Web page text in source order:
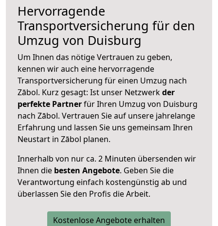
Hervorragende
Transportversicherung für den
Umzug von Duisburg
Um Ihnen das nötige Vertrauen zu geben,
kennen wir auch eine hervorragende
Transportversicherung für einen Umzug nach
Zābol. Kurz gesagt: Ist unser Netzwerkder
perfekte Partnerfür Ihren Umzug von Duisburg
nach Zābol. Vertrauen Sie auf unsere jahrelange
Erfahrung und lassen Sie uns gemeinsam Ihren
Neustart in Zābol planen.
Innerhalb von nur ca. 2 Minuten übersenden wir
Ihnen die besten Angebote. Geben Sie die
Verantwortung einfach kostengünstig ab und
überlassen Sie den Profis die Arbeit.
Kostenlose Angebote erhalten